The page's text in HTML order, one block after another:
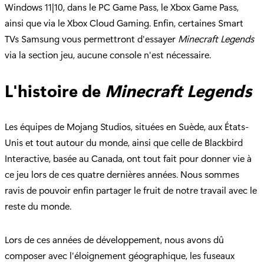
Windows 11|10, dans le PC Game Pass, le Xbox Game Pass,
ainsi que via le Xbox Cloud Gaming. Enfin, certaines Smart
TVs Samsung vous permettront d'essayer Minecraft Legends
via la section jeu, aucune console n'est nécessaire.
L'histoire de Minecraft Legends
Les équipes de Mojang Studios, situées en Suède, aux États-
Unis et tout autour du monde, ainsi que celle de Blackbird
Interactive, basée au Canada, ont tout fait pour donner vie à
ce jeu lors de ces quatre dernières années. Nous sommes
ravis de pouvoir enfin partager le fruit de notre travail avec le
reste du monde.
Lors de ces années de développement, nous avons dû
composer avec l'éloignement géographique, les fuseaux